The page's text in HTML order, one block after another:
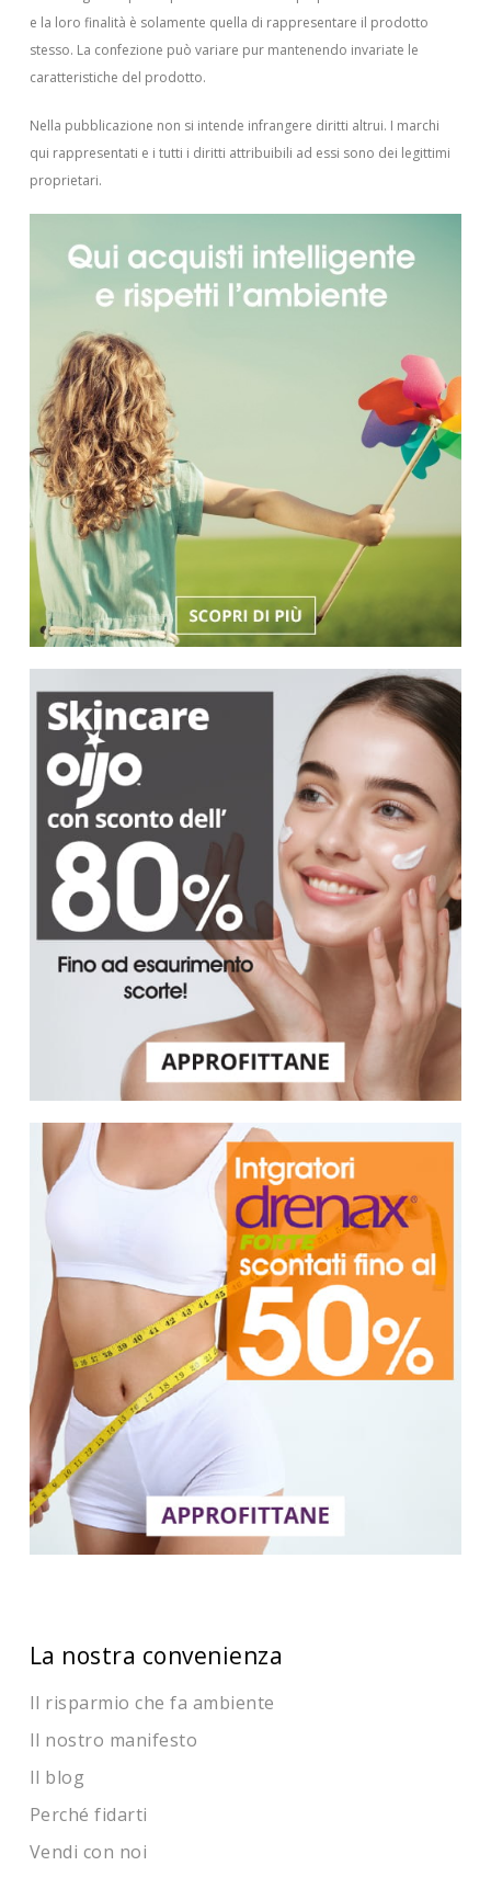
e la loro finalità è solamente quella di rappresentare il prodotto
stesso. La confezione può variare pur mantenendo invariate le
caratteristiche del prodotto.
Nella pubblicazione non si intende infrangere diritti altrui. I marchi
qui rappresentati e i tutti i diritti attribuibili ad essi sono dei legittimi
proprietari.
La nostra convenienza
Il risparmio che fa ambiente
Il nostro manifesto
Il blog
Perché fidarti
Vendi con noi